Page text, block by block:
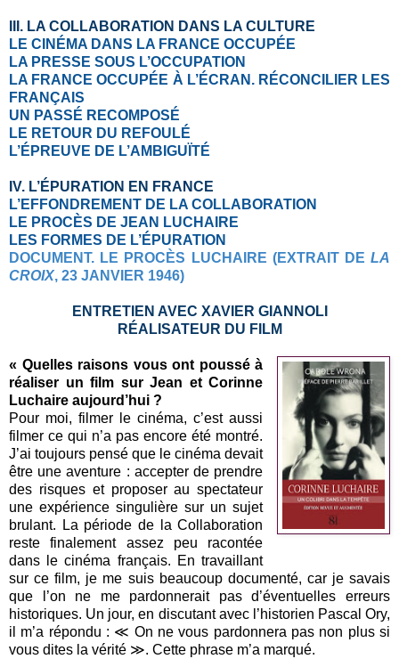
III. LA COLLABORATION DANS LA CULTURE
LE CINÉMA DANS LA FRANCE OCCUPÉE
LA PRESSE SOUS L’OCCUPATION
LA FRANCE OCCUPÉE À L’ÉCRAN. RÉCONCILIER LES
FRANÇAIS
UN PASSÉ RECOMPOSÉ
LE RETOUR DU REFOULÉ
L’ÉPREUVE DE L’AMBIGUÏTÉ
IV. L’ÉPURATION EN FRANCE
L’EFFONDREMENT DE LA COLLABORATION
LE PROCÈS DE JEAN LUCHAIRE
LES FORMES DE L’ÉPURATION
DOCUMENT. LE PROCÈS LUCHAIRE (EXTRAIT DE LA
CROIX, 23 JANVIER 1946)
ENTRETIEN AVEC XAVIER GIANNOLI
RÉALISATEUR DU FILM
« Quelles raisons vous ont poussé à
réaliser un film sur Jean et Corinne
Luchaire aujourd’hui ?
Pour moi, filmer le cinéma, c’est aussi
filmer ce qui n’a pas encore été montré.
J’ai toujours pensé que le cinéma devait
être une aventure : accepter de prendre
des risques et proposer au spectateur
une expérience singulière sur un sujet
brulant. La période de la Collaboration
reste finalement assez peu racontée
dans le cinéma français. En travaillant
sur ce film, je me suis beaucoup documenté, car je savais
que l’on ne me pardonnerait pas d’éventuelles erreurs
historiques. Un jour, en discutant avec l’historien Pascal Ory,
il m’a répondu : ≪ On ne vous pardonnera pas non plus si
vous dites la vérité ≫. Cette phrase m’a marqué.